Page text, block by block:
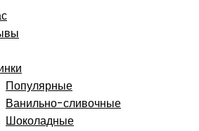
Популярные
Ванильно-сливочные
Шоколадные